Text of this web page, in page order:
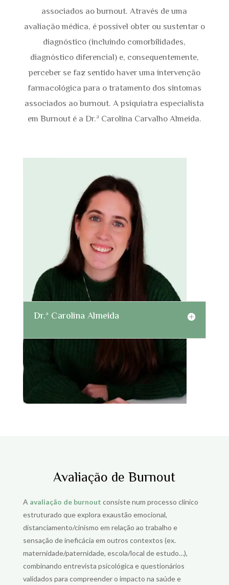
associados ao burnout. Através de uma
avaliação médica, é possível obter ou sustentar o
diagnóstico (incluindo comorbilidades,
diagnóstico diferencial) e, consequentemente,
perceber se faz sentido haver uma intervenção
farmacológica para o tratamento dos sintomas
associados ao burnout. A psiquiatra especialista
em Burnout é a Dr.ª Carolina Carvalho Almeida.
Dr.ª Carolina Almeida
Avaliação de Burnout
A avaliação de burnout consiste num processo clínico
estruturado que explora exaustão emocional,
distanciamento/cinismo em relação ao trabalho e
sensação de ineficácia em outros contextos (ex.
maternidade/paternidade, escola/local de estudo…),
combinando entrevista psicológica e questionários
validados para compreender o impacto na saúde e